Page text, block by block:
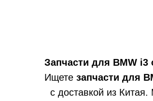
Запчасти для BMW i3
Ищете запчасти для
с доставкой из